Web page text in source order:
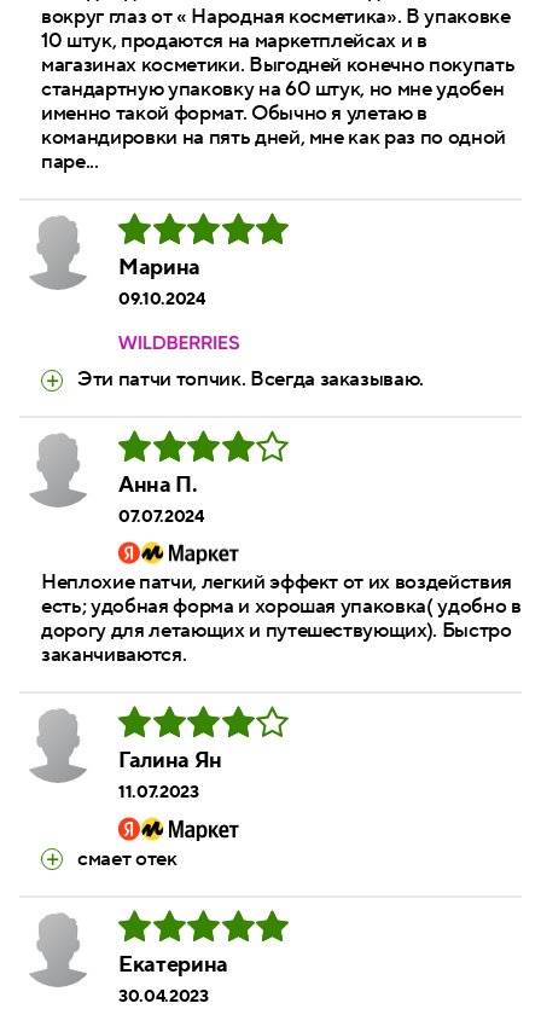
вокруг глаз от « Народная косметика». В упаковке
10 штук, продаются на маркетплейсах и в
магазинах косметики. Выгодней конечно покупать
стандартную упаковку на 60 штук, но мне удобен
именно такой формат. Обычно я улетаю в
командировки на пять дней, мне как раз по одной
паре...
Марина
09.10.2024
Эти патчи топчик. Всегда заказываю.
Анна П.
07.07.2024
Неплохие патчи, легкий эффект от их воздействия
есть; удобная форма и хорошая упаковка( удобно в
дорогу для летающих и путешествующих). Быстро
заканчиваются.
Галина Ян
11.07.2023
смает отек
Екатерина
30.04.2023